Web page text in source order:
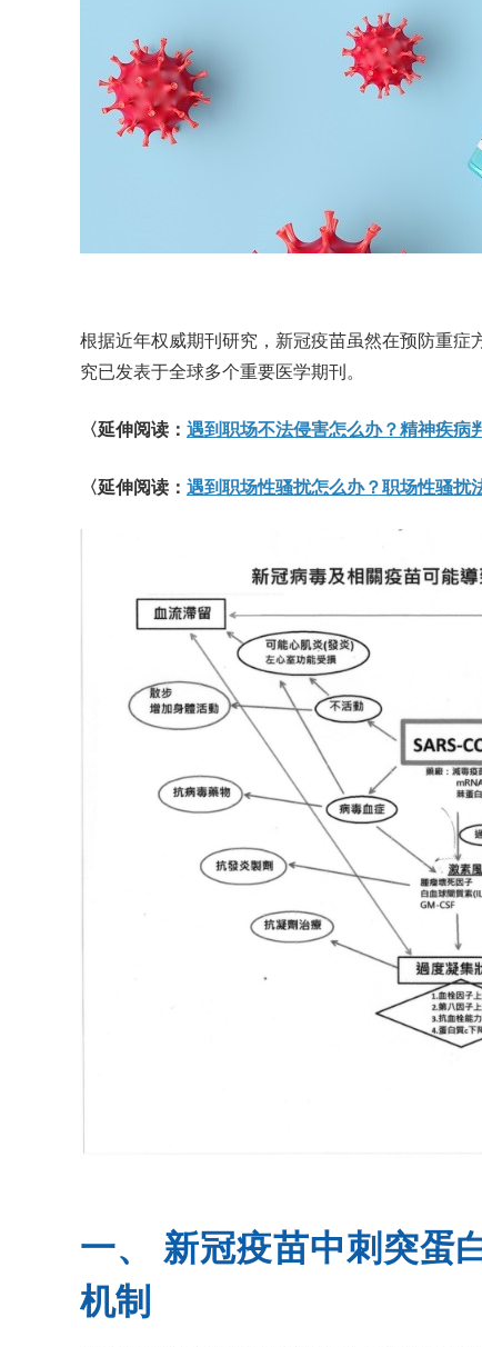
根据近年权威期刊研究，新冠疫苗虽然在预防重
究已发表于全球多个重要医学期刊。
〈延伸阅读： 遇到职场不法侵害怎么办？精神疾病
〈延伸阅读： 遇到职场性骚扰怎么办？职场性骚扰
一、 新冠疫苗中刺突蛋
机制